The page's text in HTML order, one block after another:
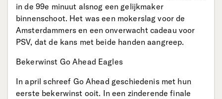
in de 99e minuut alsnog een gelijkmaker
binnenschoot. Het was een mokerslag voor de
Amsterdammers en een onverwacht cadeau voor
PSV, dat de kans met beide handen aangreep.
Bekerwinst Go Ahead Eagles
In april schreef Go Ahead geschiedenis met hun
eerste bekerwinst ooit. In een zinderende finale